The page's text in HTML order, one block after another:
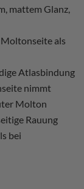
mattem Glanz,
als
Atlasbindung
nimmt
Molton
Rauung
bei